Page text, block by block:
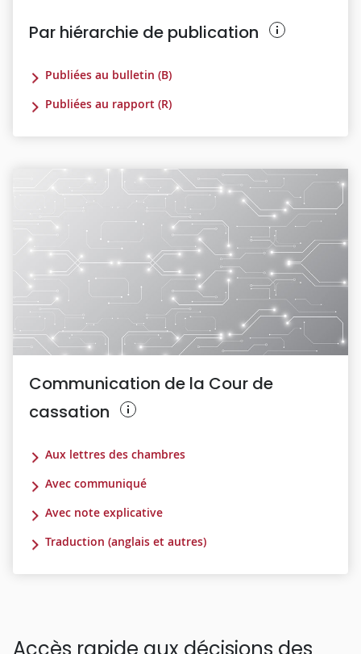
Par hiérarchie de publication
Publiées au bulletin (B)
Publiées au rapport (R)
Communication de la Cour de
cassation
Aux lettres des chambres
Avec communiqué
Avec note explicative
Traduction (anglais et autres)
Accès rapide aux décisions des